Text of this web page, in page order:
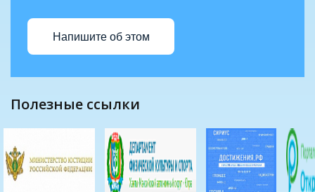
Напишите об этом
полезные ссылки